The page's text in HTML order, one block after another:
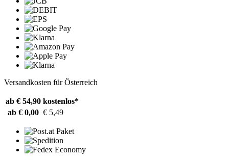
Versandkosten für Österreich
ab € 54,90 kostenlos*
ab € 0,00 € 5,49